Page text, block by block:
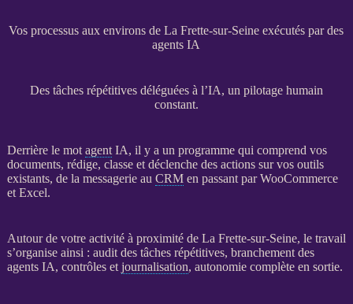
Vos processus aux environs de La Frette-sur-Seine exécutés par des
agents IA
Des tâches répétitives déléguées à l’IA, un pilotage humain
constant.
Derrière le mot agent IA, il y a un programme qui comprend vos
documents, rédige, classe et déclenche des actions sur vos outils
existants, de la messagerie au CRMen passant parWooCommerce
et Excel.
Autour de votre activité à proximité de La Frette-sur-Seine, le travail
s’organise ainsi : audit des tâches répétitives, branchement des
agents IA, contrôles et journalisation, autonomie complète en sortie.